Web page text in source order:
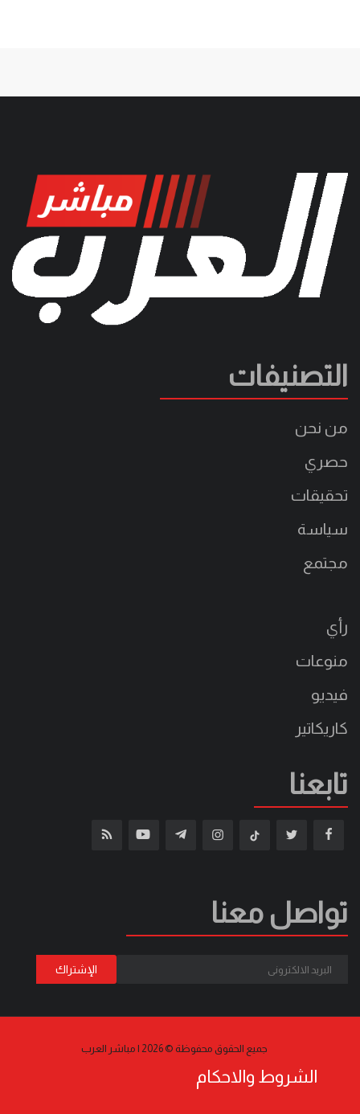
التصنيفات
من نحن
حصري
تحقيقات
سياسة
مجتمع
رأي
منوعات
فيديو
كاريكاتير
تابعنا
تواصل معنا
جميع الحقوق محفوظة © 2026 | مباشر العرب
الشروط والاحكام